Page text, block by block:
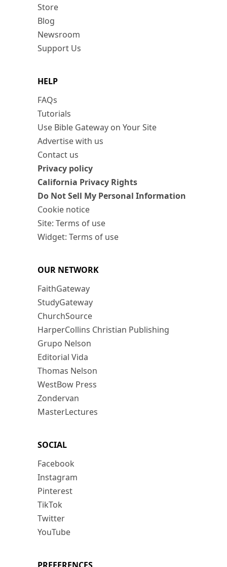
Store
Blog
Newsroom
Support Us
HELP
FAQs
Tutorials
Use Bible Gateway on Your Site
Advertise with us
Contact us
Privacy policy
California Privacy Rights
Do Not Sell My Personal Information
Cookie notice
Site: Terms of use
Widget: Terms of use
OUR NETWORK
FaithGateway
StudyGateway
ChurchSource
HarperCollins Christian Publishing
Grupo Nelson
Editorial Vida
Thomas Nelson
WestBow Press
Zondervan
MasterLectures
SOCIAL
Facebook
Instagram
Pinterest
TikTok
Twitter
YouTube